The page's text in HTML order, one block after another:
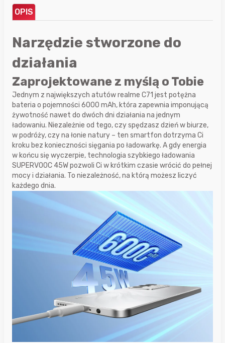
OPIS
Narzędzie stworzone do
działania
Zaprojektowane z myślą o Tobie
Jednym z największych atutów realme C71 jest potężna
bateria o pojemności 6000 mAh, która zapewnia imponującą
żywotność nawet do dwóch dni działania na jednym
ładowaniu. Niezależnie od tego, czy spędzasz dzień w biurze,
w podróży, czy na łonie natury – ten smartfon dotrzyma Ci
kroku bez konieczności sięgania po ładowarkę. A gdy energia
w końcu się wyczerpie, technologia szybkiego ładowania
SUPERVOOC 45W pozwoli Ci w krótkim czasie wrócić do pełnej
mocy i działania. To niezależność, na którą możesz liczyć
każdego dnia.